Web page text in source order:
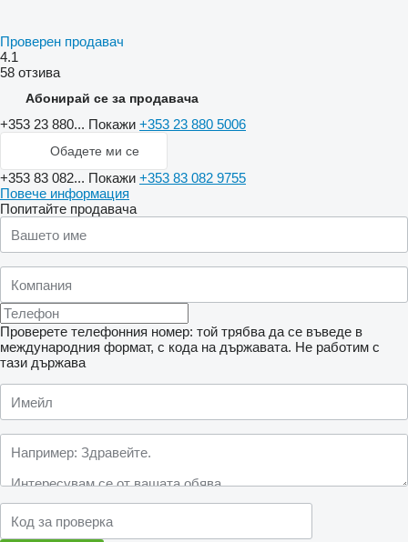
Проверен продавач
4.1
58 отзива
Абонирай се за продавача
+353 23 880... Покажи +353 23 880 5006
Обадете ми се
+353 83 082... Покажи +353 83 082 9755
Повече информация
Попитайте продавача
Проверете телефонния номер: той трябва да се въведе в
международния формат, с кода на държавата. Не работим с
тази държава